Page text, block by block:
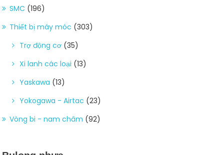
SMC (196)
Thiết bị máy móc (303)
Trợ động cơ (35)
Xi lanh các loại (13)
Yaskawa (13)
Yokogawa - Airtac (23)
Vòng bi - nam châm (92)